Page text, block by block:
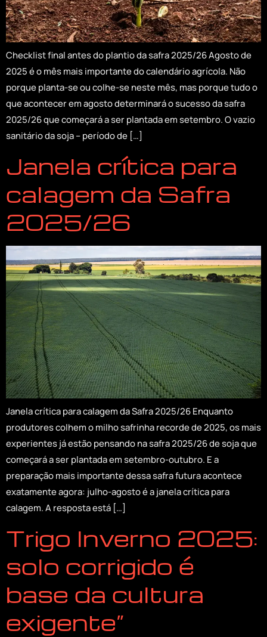
Checklist final antes do plantio da safra 2025/26 Agosto de
2025 é o mês mais importante do calendário agrícola. Não
porque planta-se ou colhe-se neste mês, mas porque tudo o
que acontecer em agosto determinará o sucesso da safra
2025/26 que começará a ser plantada em setembro. O vazio
sanitário da soja – período de […]
Janela crítica para
calagem da Safra
2025/26
Janela crítica para calagem da Safra 2025/26 Enquanto
produtores colhem o milho safrinha recorde de 2025, os mais
experientes já estão pensando na safra 2025/26 de soja que
começará a ser plantada em setembro-outubro. E a
preparação mais importante dessa safra futura acontece
exatamente agora: julho-agosto é a janela crítica para
calagem. A resposta está […]
Trigo Inverno 2025:
solo corrigido é
base da cultura
exigente”